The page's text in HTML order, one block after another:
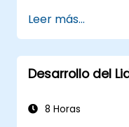
Booleana.
Vender la
Colaborar
Contratación.
Leer más...
Desarrollo del
8 Horas